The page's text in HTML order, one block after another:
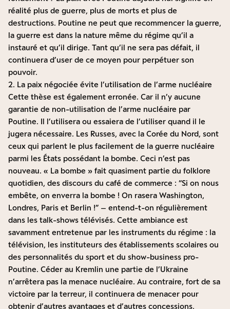
réalité plus de guerre, plus de morts et plus de
destructions. Poutine ne peut que recommencer la guerre,
la guerre est dans la nature même du régime qu’il a
instauré et qu’il dirige. Tant qu’il ne sera pas défait, il
continuera d’user de ce moyen pour perpétuer son
pouvoir.
2. La paix négociée évite l’utilisation de l’arme nucléaire
Cette thèse est également erronée. Car il n’y aucune
garantie de non-utilisation de l’arme nucléaire par
Poutine. Il l’utilisera ou essaiera de l’utiliser quand il le
jugera nécessaire. Les Russes, avec la Corée du Nord, sont
ceux qui parlent le plus facilement de la guerre nucléaire
parmi les États possédant la bombe. Ceci n’est pas
nouveau. « La bombe » fait quasiment partie du folklore
quotidien, des discours du café de commerce : “Si on nous
embête, on enverra la bombe ! On rasera Washington,
Londres, Paris et Berlin !” – entend-t-on régulièrement
dans les talk-shows télévisés. Cette ambiance est
savamment entretenue par les instruments du régime : la
télévision, les instituteurs des établissements scolaires ou
des personnalités du sport et du show-business pro-
Poutine. Céder au Kremlin une partie de l’Ukraine
n’arrêtera pas la menace nucléaire. Au contraire, fort de sa
victoire par la terreur, il continuera de menacer pour
obtenir d’autres avantages et d’autres concessions.